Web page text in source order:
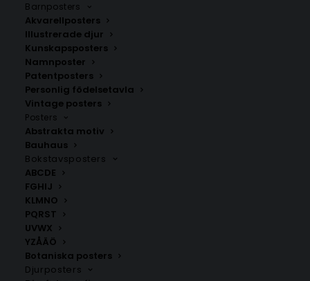
Barnposters
Akvarellposters
Illustrerade djur
Kunskapsposters
Namnposter
Patentposters
Personlig födelsetavla
Vintage posters
Posters
Abstrakta motiv
Bauhaus
Bokstavsposters
ABCDE
FGHIJ
KLMNO
PQRST
UVWX
YZÅÄÖ
Botaniska posters
Djurposters
Hestra
Fr. 200.00
SNABB LEVERANS
1-2 arbetsdagar
BILLIG FRAKT
39 kr i frakt inom Sverige